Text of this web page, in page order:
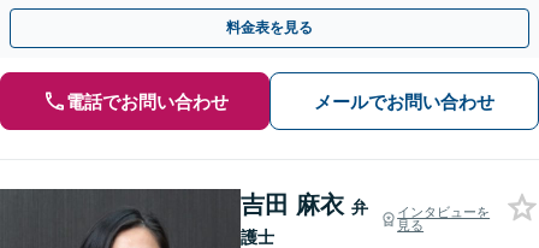
負担を軽減【休日・夜間相談可】
料金表を見る
電話でお問い合わせ メールでお問い合わせ
吉田 麻衣 弁
護士
インタビューを
見る